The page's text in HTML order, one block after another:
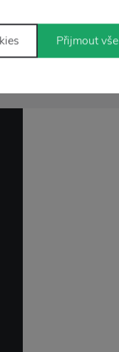
Přijmout vše